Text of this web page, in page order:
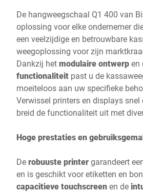
De hangweegschaal Q1 400 van
oplossing voor elke ondernemer
een veelzijdige en betrouwbare
weegoplossing voor zijn
Dankzij hetmodulaire ontwerpen
functionaliteit past u de
moeiteloos aan uw specifieke
Verwissel printers en displays snel
breid de functionaliteit uit met
Hoge prestaties en
Derobuuste printergarandeert
en is geschikt voor etiketten en
capacitieve touchscreenen de